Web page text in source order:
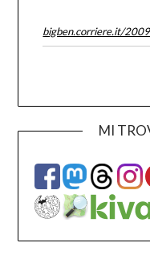
bigben.corriere.it/
MI